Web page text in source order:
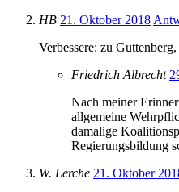
HB 21. Oktober 2018
Verbessere: zu
Friedrich Albrecht
Nach meiner
allgemeine
damalige
Regierungsbildung
W. Lerche 21. Oktober